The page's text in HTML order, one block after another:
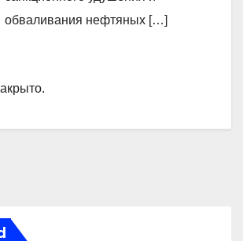
обваливания нефтяных […]